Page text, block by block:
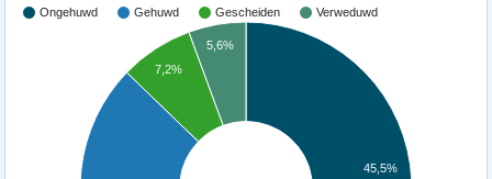
Ongehuwd Gehuwd Gescheiden Verweduwd
45,5%
5,6%
7,2%